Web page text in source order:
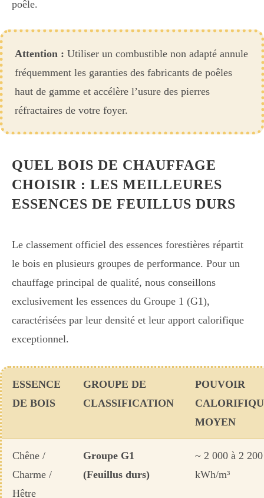
poêle.
Attention : Utiliser un combustible non adapté annule
fréquemment les garanties des fabricants de poêles
haut de gamme et accélère l’usure des pierres
réfractaires de votre foyer.
QUEL BOIS DE CHAUFFAGE
CHOISIR : LES MEILLEURES
ESSENCES DE FEUILLUS DURS
Le classement officiel des essences forestières répartit
le bois en plusieurs groupes de performance. Pour un
chauffage principal de qualité, nous conseillons
exclusivement les essences du Groupe 1 (G1),
caractérisées par leur densité et leur apport calorifique
exceptionnel.
ESSENCE
DE BOIS
GROUPE DE
CLASSIFICATION
POUVOIR
MOYEN
Chêne /
Charme /
Hêtre
Groupe G1
(Feuillus durs)
~ 2 000 à 2 200
kWh/m³